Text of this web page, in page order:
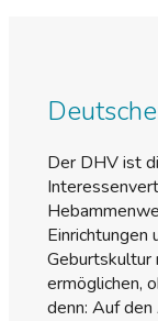
Der DHV ist
Geburtskultur
ermöglichen,
denn: Auf den